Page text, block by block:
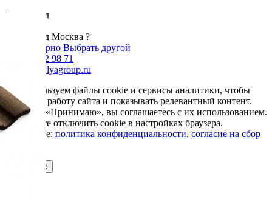
Ваш город
Ваш город Москва ?
Да, все верно Выбрать другой
+7 985 002 98 71
info@krovlyagroup.ru
Мы используем файлы cookie и сервисы аналитики, чтобы
улучшить работу сайта и показывать релевантный контент.
Нажимая «Принимаю», вы соглашаетесь с их использованием.
Вы можете отключить cookie в настройках браузера.
Подробнее: политика конфиденциальности, согласие на сбор
Принимаю